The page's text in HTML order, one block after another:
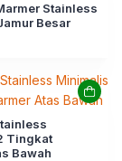
Stainless
Besar
Tingkat
Bawah